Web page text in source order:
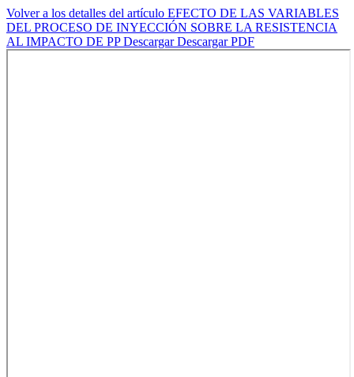
Volver a los detalles del artículo EFECTO DE LAS VARIABLES
DEL PROCESO DE INYECCIÓN SOBRE LA RESISTENCIA
AL IMPACTO DE PPDescargarDescargar PDF